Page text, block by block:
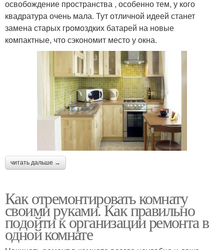
освобождение пространства , особенно тем, у кого
квадратура очень мала. Тут отличной идеей станет
замена старых громоздких батарей на новые
компактные, что сэкономит место у окна.
читать дальше →
Как отремонтировать комнату
своими руками. Как правильно
подойти к организации ремонта в
одной комнате